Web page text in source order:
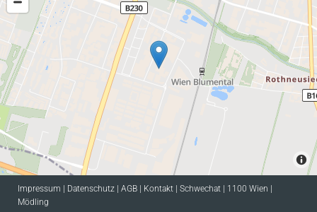
Impressum Datenschutz AGB Kontakt Schwechat 1100 Wien
Mödling